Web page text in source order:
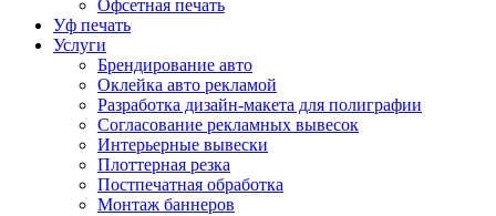
Офсетная печать
Уф печать
Услуги
Брендирование авто
Оклейка авто рекламой
Разработка дизайн-макета для полиграфии
Согласование рекламных вывесок
Интерьерные вывески
Плоттерная резка
Постпечатная обработка
Монтаж баннеров